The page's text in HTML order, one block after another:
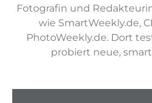
Fotografin und
wie SmartWeekly.de,
PhotoWeekly.de. Dort
probiert neue,